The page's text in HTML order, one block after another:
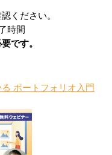
ください。
時間
です。
ポートフォリオ入門